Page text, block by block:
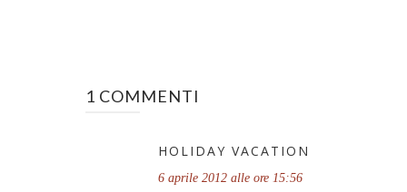
1 COMMENTI
HOLIDAY VACATION
6 aprile 2012 alle ore 15:56